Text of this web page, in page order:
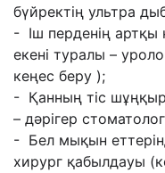
бүйректің ультра
- Іш перденің артқы
екені туралы –
кеңес беру );
- Қанның тіс
– дəрігер
- Бел мықын
хирург қабылдауы